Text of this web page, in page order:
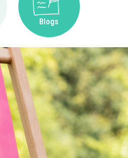
Bij pretpark
Blogs
Ga naar Blogs